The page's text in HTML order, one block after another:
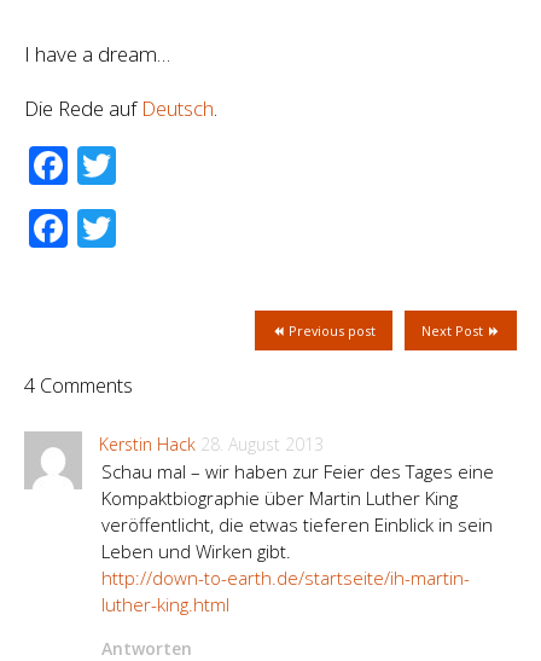
I have a dream…
Die Rede auf Deutsch.
Facebook
Facebook
Next Post
Previous post
4 Comments
Kerstin Hack 28. August 2013
Schau mal – wir haben zur Feier des Tages eine
Kompaktbiographie über Martin Luther King
veröffentlicht, die etwas tieferen Einblick in sein
Leben und Wirken gibt.
http://down-to-earth.de/startseite/ih-martin-
luther-king.html
Antworten